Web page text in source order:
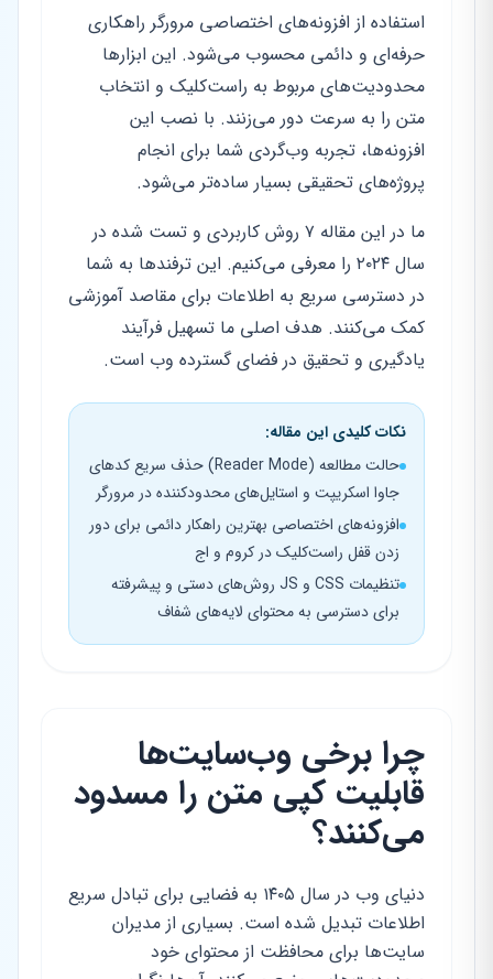
استفاده از افزونه‌های اختصاصی مرورگر راهکاری
حرفه‌ای و دائمی محسوب می‌شود. این ابزارها
محدودیت‌های مربوط به راست‌کلیک و انتخاب
متن را به سرعت دور می‌زنند. با نصب این
افزونه‌ها، تجربه وب‌گردی شما برای انجام
پروژه‌های تحقیقی بسیار ساده‌تر می‌شود.
ما در این مقاله ۷ روش کاربردی و تست شده در
سال ۲۰۲۴ را معرفی می‌کنیم. این ترفندها به شما
در دسترسی سریع به اطلاعات برای مقاصد آموزشی
کمک می‌کنند. هدف اصلی ما تسهیل فرآیند
یادگیری و تحقیق در فضای گسترده وب است.
نکات کلیدی این مقاله:
حالت مطالعه (Reader Mode) حذف سریع کدهای
جاوا اسکریپت و استایل‌های محدودکننده در مرورگر
افزونه‌های اختصاصی بهترین راهکار دائمی برای دور
زدن قفل راست‌کلیک در کروم و اج
تنظیمات CSS و JS روش‌های دستی و پیشرفته
برای دسترسی به محتوای لایه‌های شفاف
چرا برخی وب‌سایت‌ها
قابلیت کپی متن را مسدود
می‌کنند؟
دنیای وب در سال ۱۴۰۵ به فضایی برای تبادل سریع
اطلاعات تبدیل شده است. بسیاری از مدیران
سایت‌ها برای محافظت از محتوای خود